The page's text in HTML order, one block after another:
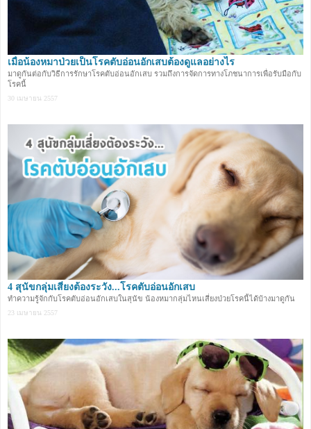
เมื่อน้องหมาป่วยเป็นโรคตับอ่อนอักเสบต้องดูแลอย่างไร
มาดูกันต่อกับวิธีการรักษาโรคตับอ่อนอักเสบ รวมถึงการจัดการทางโภชนาการเพื่อรับมือกับ
โรคนี้
30 เมษายน 2557
4 สุนัขกลุ่มเสี่ยงต้องระวัง...โรคตับอ่อนอักเสบ
ทำความรู้จักกับโรคตับอ่อนอักเสบในสุนัข น้องหมากลุ่มไหนเสี่ยงป่วยโรคนี้ได้บ้างมาดูกัน
23 เมษายน 2557